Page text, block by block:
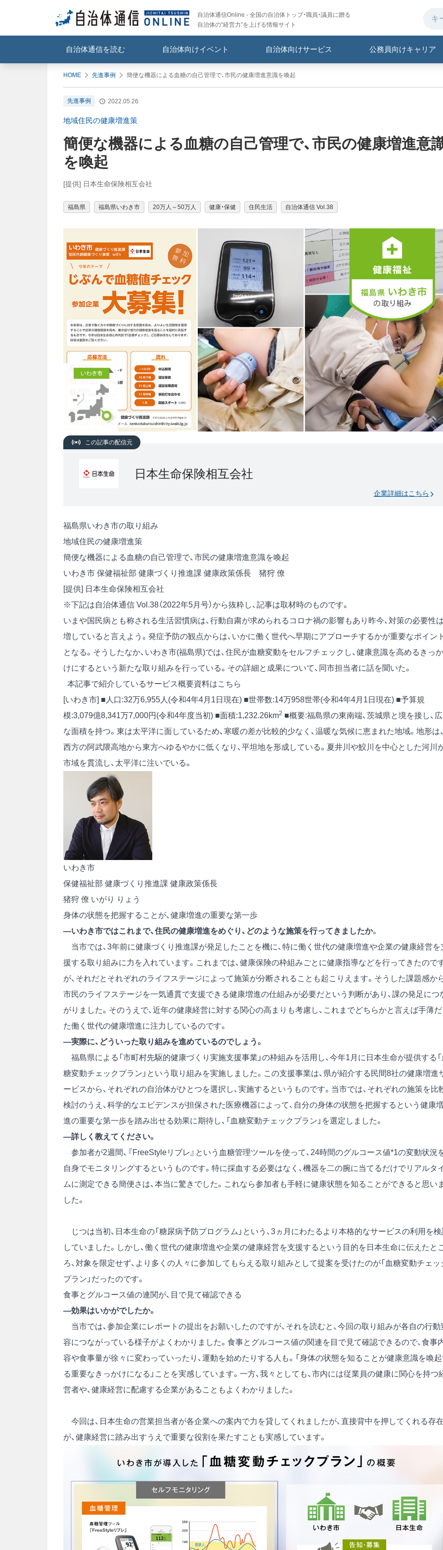
自治体通信Online - 全国の自治体トップ・職員・議員に贈る
自治体の“経営力”を上げる情報サイト
自治体通信を読む 自治体向けイベント 自治体向けサービス 公務員向けキャリア
HOME 先進事例 簡便な機器による血糖の自己管理で、市民の健康増進意識を喚起
先進事例 2022.05.26
地域住民の健康増進策
簡便な機器による血糖の自己管理で、市民の健康増進意
を喚起
[提供] 日本生命保険相互会社
福島県 福島県いわき市 20万人～50万人 健康・保健 住民生活 自治体通信 Vol.38
この記事の配信元
日本生命保険相互会社
企業詳細はこちら
福島県いわき市の取り組み
地域住民の健康増進策
簡便な機器による血糖の自己管理で、市民の健康増進意識を喚起
いわき市 保健福祉部 健康づくり推進課 健康政策係長 猪狩 僚
[提供] 日本生命保険相互会社
※下記は自治体通信 Vol.38（2022年5月号）から抜粋し、記事は取材時のものです。
いまや国民病とも称される生活習慣病は、行動自粛が求められるコロナ禍の影響もあり昨今、対策の必要性は
増していると言えよう。発症予防の観点からは、いかに働く世代へ早期にアプローチするかが重要なポイント
となる。そうしたなか、いわき市(福島県)では、住民が血糖変動をセルフチェックし、健康意識を高めるきっか
けにするという新たな取り組みを行っている。その詳細と成果について、同市担当者に話を聞いた。
本記事で紹介しているサービス概要資料はこちら
[いわき市] ■人口:32万6,955人(令和4年4月1日現在) ■世帯数:14万958世帯(令和4年4月1日現在) ■予算規
模:3,079億8,341万7,000円(令和4年度当初) ■面積:1,232.26km2 ■概要:福島県の東南端、茨城県と境を接し、
な面積を持つ。東は太平洋に面しているため、寒暖の差が比較的少なく、温暖な気候に恵まれた地域。地形は、
西方の阿武隈高地から東方へゆるやかに低くなり、平坦地を形成している。夏井川や鮫川を中心とした河川
市域を貫流し、太平洋に注いでいる。
いわき市
保健福祉部 健康づくり推進課 健康政策係長
猪狩 僚 いがり りょう
身体の状態を把握することが、健康増進の重要な第一歩
―いわき市ではこれまで、住民の健康増進をめぐり、どのような施策を行ってきましたか。
当市では、3年前に健康づくり推進課が発足したことを機に、特に働く世代の健康増進や企業の健康経営を
援する取り組みに力を入れています。これまでは、健康保険の枠組みごとに健康指導などを行ってきたので
が、それだとそれぞれのライフステージによって施策が分断されることも起こりえます。そうした課題感から
市民のライフステージを一気通貫で支援できる健康増進の仕組みが必要だという判断があり、課の発足につ
がりました。そのうえで、近年の健康経営に対する関心の高まりも考慮し、これまでどちらかと言えば手薄だ
た働く世代の健康増進に注力しているのです。
―実際に、どういった取り組みを進めているのでしょう。
福島県による「市町村先駆的健康づくり実施支援事業」の枠組みを活用し、今年1月に日本生命が提供する「
糖変動チェックプラン」という取り組みを実施しました。この支援事業は、県が紹介する民間8社の健康増進
ービスから、それぞれの自治体がひとつを選択し、実施するというものです。当市では、それぞれの施策を比
検討のうえ、科学的なエビデンスが担保された医療機器によって、自分の身体の状態を把握するという健康増
進の重要な第一歩を踏み出せる効果に期待し、「血糖変動チェックプラン」を選定しました。
―詳しく教えてください。
参加者が2週間、『FreeStyleリブレ』という血糖管理ツールを使って、24時間のグルコース値*1の変動状況
自身でモニタリングするというものです。特に採血する必要はなく、機器を二の腕に当てるだけでリアルタ
ムに測定できる簡便さは、本当に驚きでした。これなら参加者も手軽に健康状態を知ることができると思いま
した。
じつは当初、日本生命の「糖尿病予防プログラム」という、3ヵ月にわたるより本格的なサービスの利用を
していました。しかし、働く世代の健康増進や企業の健康経営を支援するという目的を日本生命に伝えたとこ
ろ、対象を限定せず、より多くの人々に参加してもらえる取り組みとして提案を受けたのが「血糖変動チェッ
プラン」だったのです。
食事とグルコース値の連関が、目で見て確認できる
―効果はいかがでしたか。
当市では、参加企業にレポートの提出をお願いしたのですが、それを読むと、今回の取り組みが各自の行動
容につながっている様子がよくわかりました。食事とグルコース値の関連を目で見て確認できるので、食事
容や食事量が徐々に変わっていったり、運動を始めたりする人も。「身体の状態を知ることが健康意識を喚
る重要なきっかけになる」ことを実感しています。一方、我々としても、市内には従業員の健康に関心を持つ
営者や、健康経営に配慮する企業があることもよくわかりました。
今回は、日本生命の営業担当者が各企業への案内で力を貸してくれましたが、直接背中を押してくれる存在
が、健康経営に踏み出すうえで重要な役割を果たすことも実感しています。